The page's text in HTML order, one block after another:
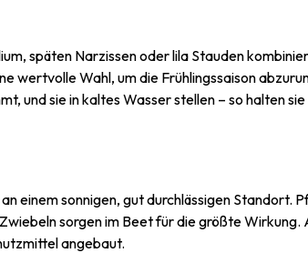
späten Narzissen oder lila Stauden
wertvolle Wahl, um die Frühlingssaison
und sie in kaltes Wasser stellen – so halten
einem sonnigen, gut durchlässigen Standort.
sorgen im Beet für die größte
angebaut.